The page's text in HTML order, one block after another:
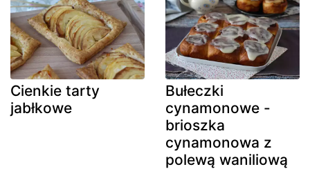
Cienkie tarty
jabłkowe
Bułeczki
cynamonowe -
brioszka
cynamonowa z
polewą waniliową